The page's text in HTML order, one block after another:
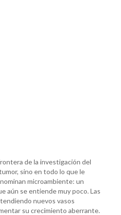
de la investigación del
sino en todo lo que le
microambiente: un
aún se entiende muy poco. Las
nuevos vasos
su crecimiento aberrante.